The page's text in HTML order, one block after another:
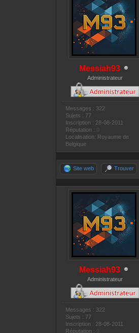
Messiah93
Administrateur
Messages : 322
Sujets : 77
Inscription : 28-08-2011
Réputation :
Localisation: Royaume de
Belgique
Site web Trouver
Messiah93
Administrateur
Messages : 322
Sujets : 77
Inscription : 28-08-2011
Réputation :